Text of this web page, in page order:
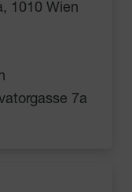
1010 Wien
7a